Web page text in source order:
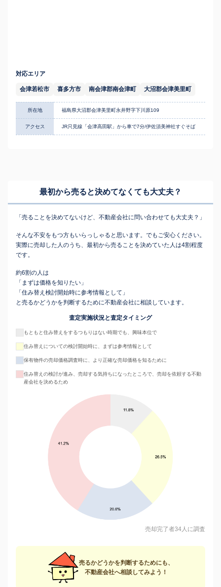
対応エリア
会津若松市 喜多方市 南会津郡南会津町 大沼郡会津美里町
所在地 福島県大沼郡会津美里町永井野字下川原109
アクセス JR只見線「会津高田駅」から車で7分/伊佐須美神社すぐそば
最初から売ると決めてなくても大丈夫？
「売ることを決めてないけど、不動産会社に問い合わせても大丈夫？」
そんな不安をもつ方もいらっしゃると思います。でもご安心ください。
実際に売却した人のうち、最初から売ることを決めていた人は4割程度
です。
約6割の人は
「まずは価格を知りたい」
「住み替え検討開始時に参考情報として」
と売るかどうかを判断するために不動産会社に相談しています。
査定実施状況と査定タイミング
もともと住み替えをするつもりはない時期でも、興味本位で
住み替えについての検討開始時に、まずは参考情報として
保有物件の売却価格調査時に、より正確な売却価格を知るために
住み替えの検討が進み、売却する気持ちになったところで、売却を依頼する不動
産会社を決めるため
売却完了者34人に調査
売るかどうかを判断するためにも、
不動産会社へ相談してみよう！